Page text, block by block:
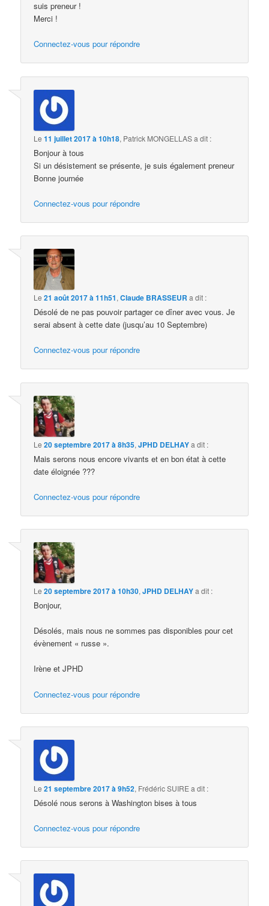
suis preneur !
Merci !
Connectez-vous pour répondre
Le11 juillet 2017 à 10h18, Patrick MONGELLASa dit :
Bonjour à tous
Si un désistement se présente, je suis également preneur
Bonne journée
Connectez-vous pour répondre
Le21 août 2017 à 11h51,Claude BRASSEUR a dit :
Désolé de ne pas pouvoir partager ce dîner avec vous. Je
serai absent à cette date (jusqu’au 10 Septembre)
Connectez-vous pour répondre
Le20 septembre 2017 à 8h35,JPHD DELHAYa dit :
Mais serons nous encore vivants et en bon état à cette
date éloignée ???
Connectez-vous pour répondre
Le20 septembre 2017 à 10h30,JPHD DELHAYa dit :
Bonjour,
Désolés, mais nous ne sommes pas disponibles pour cet
évènement « russe ».
Irène et JPHD
Connectez-vous pour répondre
Le21 septembre 2017 à 9h52, Frédéric SUIRE a dit :
Désolé nous serons à Washington bises à tous
Connectez-vous pour répondre